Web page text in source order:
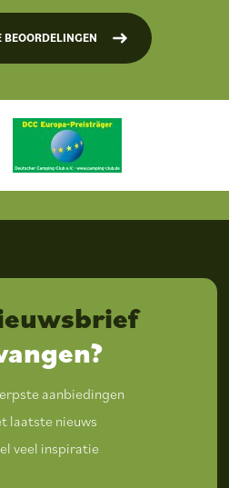
BEOORDELINGEN
aanbiedingen
laatste nieuws
veel inspiratie